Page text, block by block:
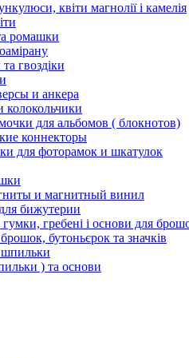
квіти магнолії і камелія
ромашки
гвоздіки
и анкера
колокольчики
для альбомов ( блокнотов)
коннекторы
для фоторамок и шкатулок
и магнитный винил
бижутерии
гребені і основи для
бутоньєрок та значків
) та основи